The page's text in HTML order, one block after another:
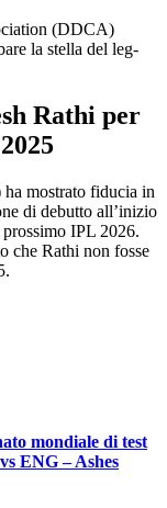
(DDCA)
la stella del leg-
Rathi per
mostrato fiducia in
di debutto all’inizio
IPL 2026.
che Rathi non fosse
mondiale di test
ENG – Ashes